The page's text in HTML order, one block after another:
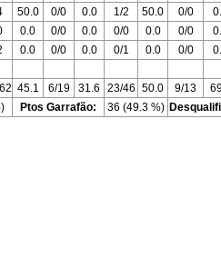
50.0 0/0 0.0 1/2 50.0 0/0
0.0 0/0 0.0 0/0 0.0 0/0
0.0 0/0 0.0 0/1 0.0 0/0
45.1 6/19 31.6 23/46 50.0 9/13
Ptos Garrafão: 36 (49.3 %)